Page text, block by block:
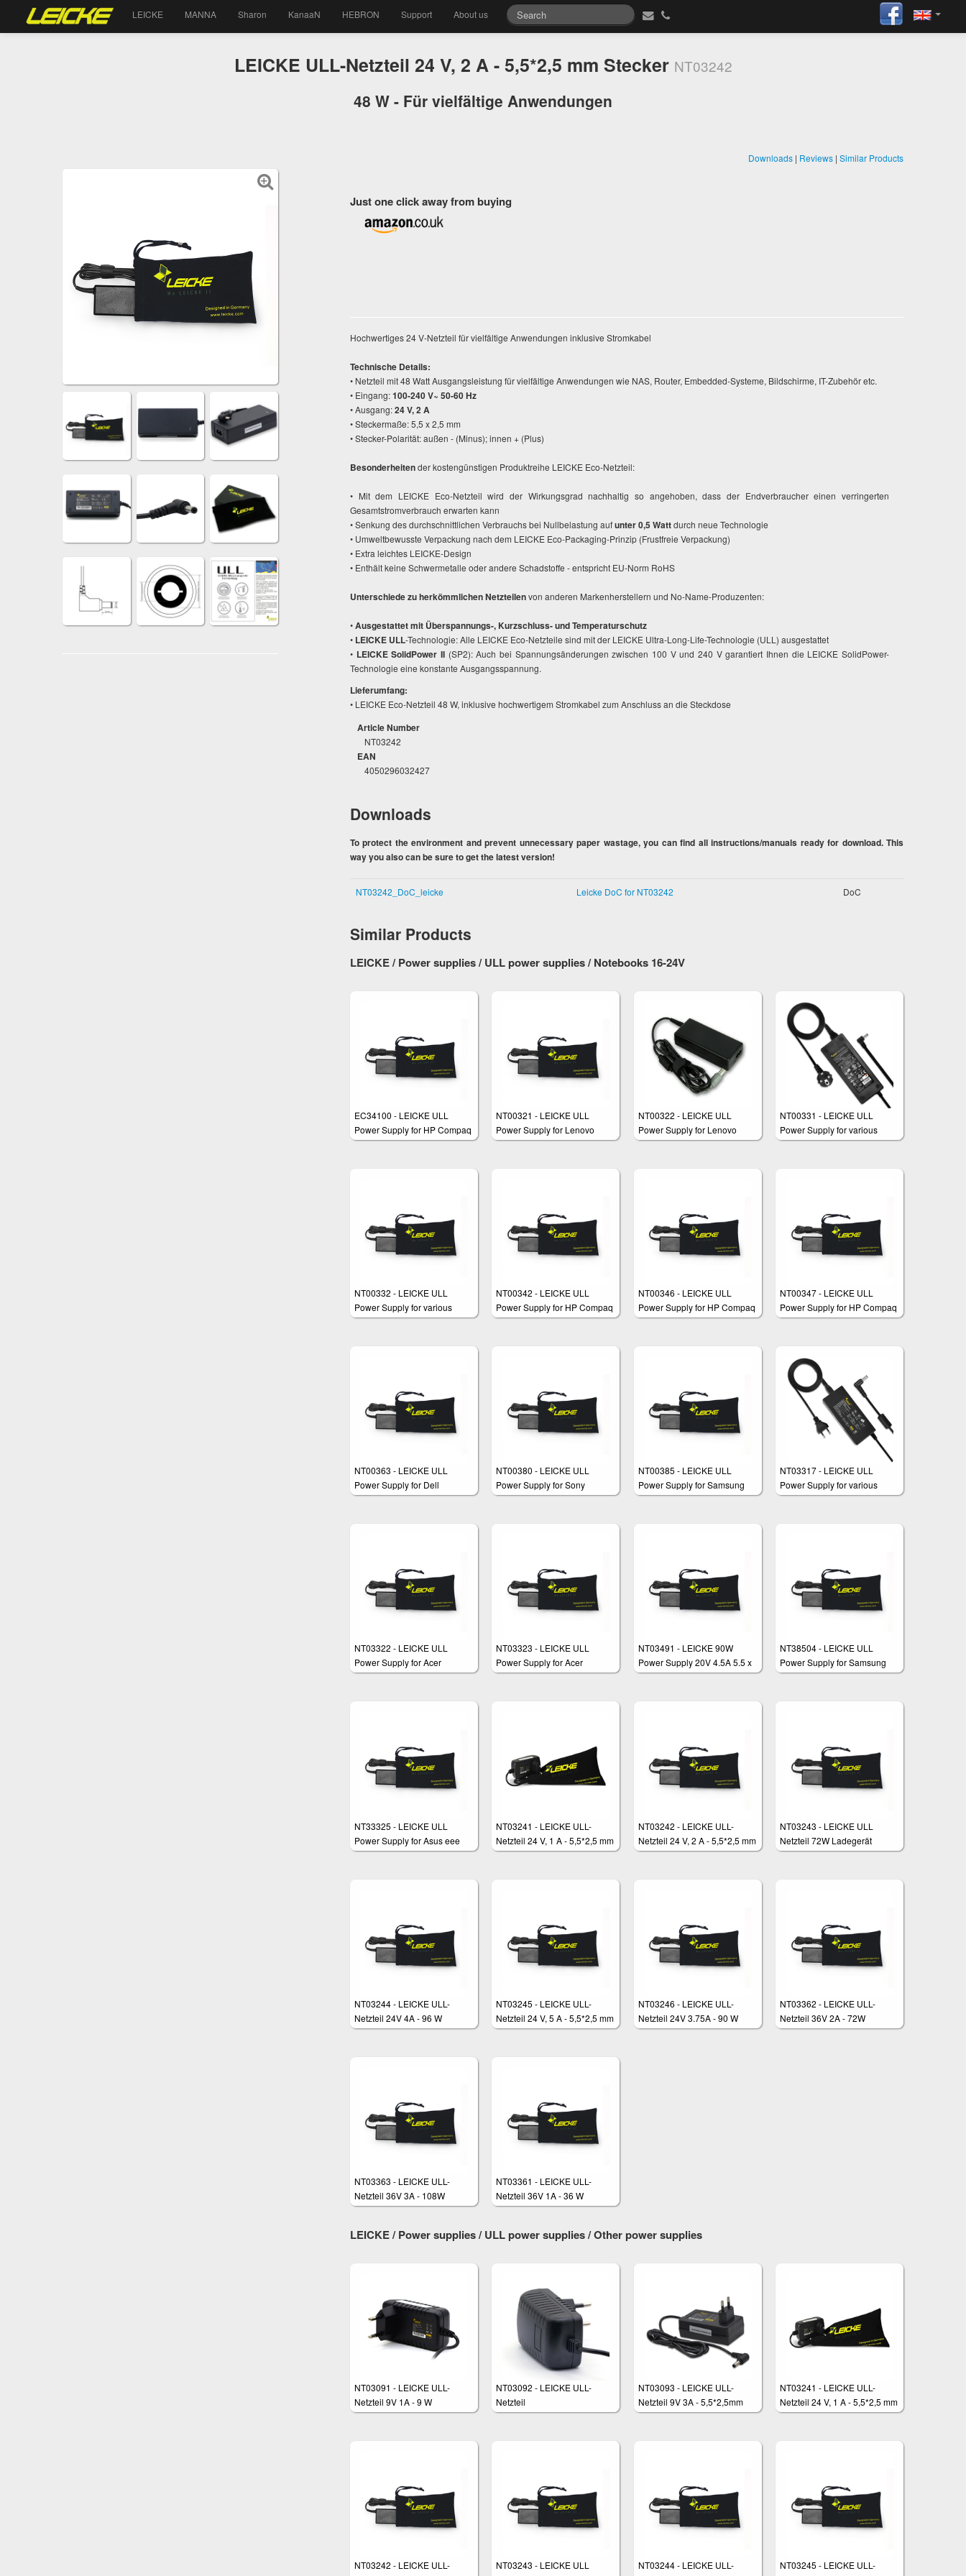
LEICKE MANNA Sharon KanaaN HEBRON Support About us
LEICKE ULL-Netzteil 24 V, 2 A - 5,5*2,5 mm Stecker NT03242
48 W - Für vielfältige Anwendungen
Downloads | Reviews | Similar Products
Just one click away from buying
Hochwertiges 24 V-Netzteil für vielfältige Anwendungen inklusive Stromkabel
Technische Details:
• Netzteil mit 48 Watt Ausgangsleistung für vielfältige Anwendungen wie NAS, Router, Embedded-Systeme, Bildschirme, IT-Zubehör etc.
• Eingang:100-240 V~ 50-60 Hz
• Ausgang:24 V, 2 A
• Steckermaße: 5,5 x 2,5 mm
• Stecker-Polarität: außen - (Minus); innen + (Plus)
Besonderheitender kostengünstigen Produktreihe LEICKE Eco-Netzteil:
• Mit dem LEICKE Eco-Netzteil wird der Wirkungsgrad nachhaltig so angehoben, dass der Endverbraucher einen verringerten
Gesamtstromverbrauch erwarten kann
• Senkung des durchschnittlichen Verbrauchs bei Nullbelastung aufunter 0,5 Wattdurch neue Technologie
• Umweltbewusste Verpackung nach dem LEICKE Eco-Packaging-Prinzip (Frustfreie Verpackung)
• Extra leichtes LEICKE-Design
• Enthält keine Schwermetalle oder andere Schadstoffe - entspricht EU-Norm RoHS
Unterschiede zu herkömmlichen Netzteilenvon anderen Markenherstellern und No-Name-Produzenten:
•Ausgestattet mit Überspannungs-, Kurzschluss- und Temperaturschutz
• LEICKE ULL-Technologie: Alle LEICKE Eco-Netzteile sind mit der LEICKE Ultra-Long-Life-Technologie (ULL) ausgestattet
• LEICKE SolidPower II (SP2): Auch bei Spannungsänderungen zwischen 100 V und 240 V garantiert Ihnen die LEICKE SolidPower-
Technologie eine konstante Ausgangsspannung.
Lieferumfang:
• LEICKE Eco-Netzteil 48 W, inklusive hochwertigem Stromkabel zum Anschluss an die Steckdose
Article Number
NT03242
EAN
4050296032427
Downloads
To protect the environment and prevent unnecessary paper wastage, you can find all instructions/manuals ready for download. This
way you also can be sure to get the latest version!
NT03242_DoC_leicke Leicke DoC for NT03242 DoC
Similar Products
LEICKE / Power supplies / ULL power supplies / Notebooks 16-24V
EC34100 - LEICKE ULL
Power Supply for HP Compaq
NT00321 - LEICKE ULL
Power Supply for Lenovo
Thinkpad I 90W
NT00322 - LEICKE ULL
Power Supply for Lenovo
Thinkpad
NT00331 - LEICKE ULL
Power Supply for various
notebook models like ASUS,
NT00332 - LEICKE ULL
Power Supply for various
notebook models like ASUS,
NT00342 - LEICKE ULL
Power Supply for HP Compaq
NT00346 - LEICKE ULL
Power Supply for HP Compaq
NT00347 - LEICKE ULL
Power Supply for HP Compaq
NT00363 - LEICKE ULL
Power Supply for Dell
NT00380 - LEICKE ULL
Power Supply for Sony
NT00385 - LEICKE ULL
Power Supply for Samsung
NT03317 - LEICKE ULL
Power Supply for various
notebook models like ASUS,
NT03322 - LEICKE ULL
Power Supply for Acer
NT03323 - LEICKE ULL
Power Supply for Acer
NT03491 - LEICKE 90W
Power Supply 20V 4.5A 5.5 x
2.5 mm
NT38504 - LEICKE ULL
Power Supply for Samsung
NT33325 - LEICKE ULL
Power Supply for Asus eee
PC 1000
NT03241 - LEICKE ULL-
Netzteil 24 V, 1 A - 5,5*2,5 mm
Stecker
NT03242 - LEICKE ULL-
Netzteil 24 V, 2 A - 5,5*2,5 mm
Stecker
NT03243 - LEICKE ULL
Netzteil 72W Ladegerät
NT03244 - LEICKE ULL-
Netzteil 24V 4A - 96 W
NT03245 - LEICKE ULL-
Netzteil 24 V, 5 A - 5,5*2,5 mm
Stecker
NT03246 - LEICKE ULL-
Netzteil 24V 3.75A - 90 W
NT03362 - LEICKE ULL-
Netzteil 36V 2A - 72W
NT03363 - LEICKE ULL-
Netzteil 36V 3A - 108W
NT03361 - LEICKE ULL-
Netzteil 36V 1A - 36 W
LEICKE / Power supplies / ULL power supplies / Other power supplies
NT03091 - LEICKE ULL-
Netzteil 9V 1A - 9 W
NT03092 - LEICKE ULL-
Netzteil
NT03093 - LEICKE ULL-
Netzteil 9V 3A - 5,5*2,5mm
Stecker
NT03241 - LEICKE ULL-
Netzteil 24 V, 1 A - 5,5*2,5 mm
Stecker
NT03242 - LEICKE ULL-
NT03243 - LEICKE ULL
NT03244 - LEICKE ULL-
NT03245 - LEICKE ULL-